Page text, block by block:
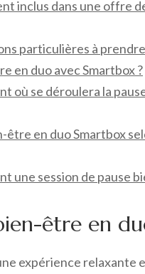
inclus dans une offre
particulières à
en duo avec Smartbox ?
où se déroulera la
en duo Smartbox
une session de pause
être en
expérience